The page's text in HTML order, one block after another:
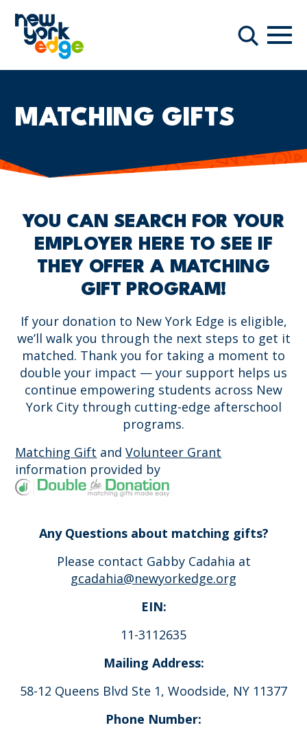
検索
ナ
MATCHING GIFTS
YOU CAN SEARCH FOR YOUR
EMPLOYER HERE TO SEE IF
THEY OFFER A MATCHING
GIFT PROGRAM!
If your donation to New York Edge is eligible,
we’ll walk you through the next steps to get it
matched. Thank you for taking a moment to
double your impact — your support helps us
continue empowering students across New
York City through cutting-edge afterschool
programs.
Matching Gift andVolunteer Grant
information provided by
Any Questions about matching gifts?
Please contact Gabby Cadahia at
gcadahia@newyorkedge.org
EIN:
11-3112635
Mailing Address:
58-12 Queens Blvd Ste 1, Woodside, NY 11377
Phone Number: